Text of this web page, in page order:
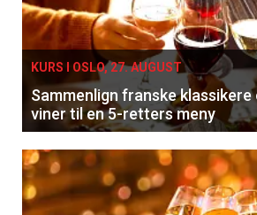
KURS I OSLO, 27. AUGUST
Sammenlign franske klassikere
viner til en 5-retters meny